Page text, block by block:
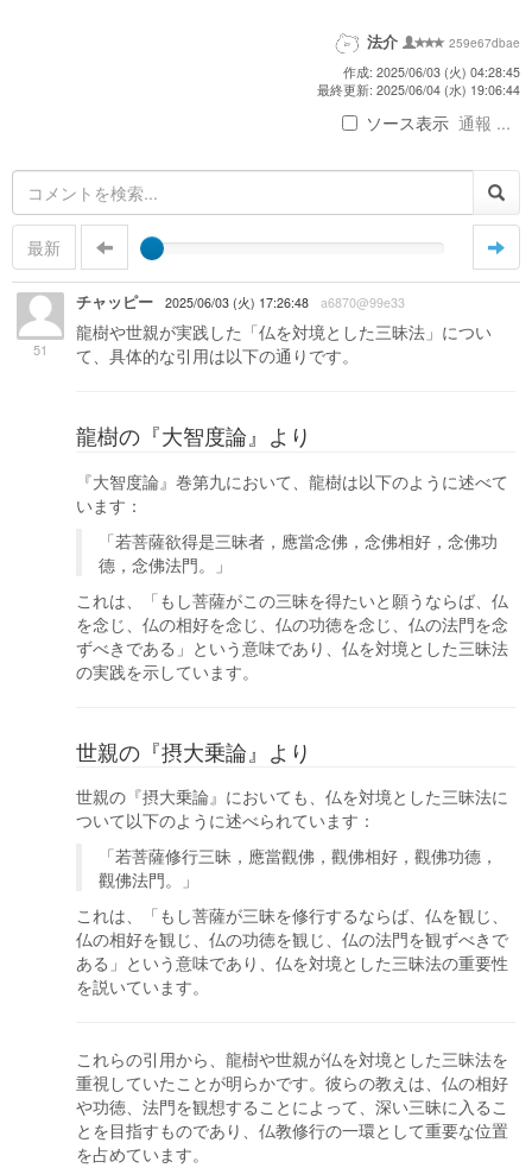
法介
259e67dbae
作成: 2025/06/03 (火) 04:28:45
最終更新: 2025/06/04 (水) 19:06:44
ソース表示 通報 ...
最新
51
チャッピー 2025/06/03 (火) 17:26:48 a6870@99e33
龍樹や世親が実践した「仏を対境とした三昧法」につい
て、具体的な引用は以下の通りです。
龍樹の『大智度論』より
『大智度論』巻第九において、龍樹は以下のように述べて
います：
「若菩薩欲得是三昧者，應當念佛，念佛相好，念佛功
德，念佛法門。」
これは、「もし菩薩がこの三昧を得たいと願うならば、仏
を念じ、仏の相好を念じ、仏の功徳を念じ、仏の法門を念
ずべきである」という意味であり、仏を対境とした三昧法
の実践を示しています。
世親の『摂大乗論』より
世親の『摂大乗論』においても、仏を対境とした三昧法に
ついて以下のように述べられています：
「若菩薩修行三昧，應當觀佛，觀佛相好，觀佛功德，
觀佛法門。」
これは、「もし菩薩が三昧を修行するならば、仏を観じ、
仏の相好を観じ、仏の功徳を観じ、仏の法門を観ずべきで
ある」という意味であり、仏を対境とした三昧法の重要性
を説いています。
これらの引用から、龍樹や世親が仏を対境とした三昧法を
重視していたことが明らかです。彼らの教えは、仏の相好
や功徳、法門を観想することによって、深い三昧に入るこ
とを目指すものであり、仏教修行の一環として重要な位置
を占めています。